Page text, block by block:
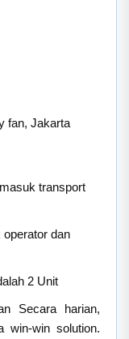
fan, Jakarta
transport
dan
2 Unit
Secara harian,
win-win solution.